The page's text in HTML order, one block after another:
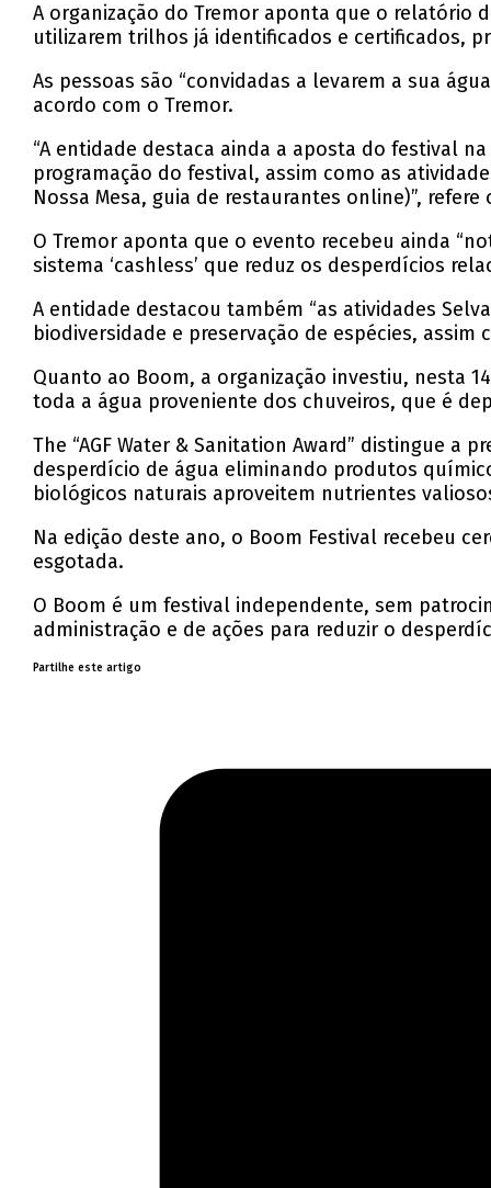
A organização do Tremor aponta que o relatório
utilizarem trilhos já identificados e certificados,
As pessoas são “convidadas a levarem a sua
acordo com o Tremor.
“A entidade destaca ainda a aposta do festival
programação do festival, assim como as
Nossa Mesa, guia de restaurantes online)”, refere
O Tremor aponta que o evento recebeu ainda
sistema ‘cashless’ que reduz os desperdícios
A entidade destacou também “as atividades
biodiversidade e preservação de espécies,
Quanto ao Boom, a organização investiu, nesta
toda a água proveniente dos chuveiros, que é
The “AGF Water & Sanitation Award” distingue
desperdício de água eliminando produtos
biológicos naturais aproveitem nutrientes
Na edição deste ano, o Boom Festival recebeu
esgotada.
O Boom é um festival independente, sem
administração e de ações para reduzir o
Partilhe este artigo